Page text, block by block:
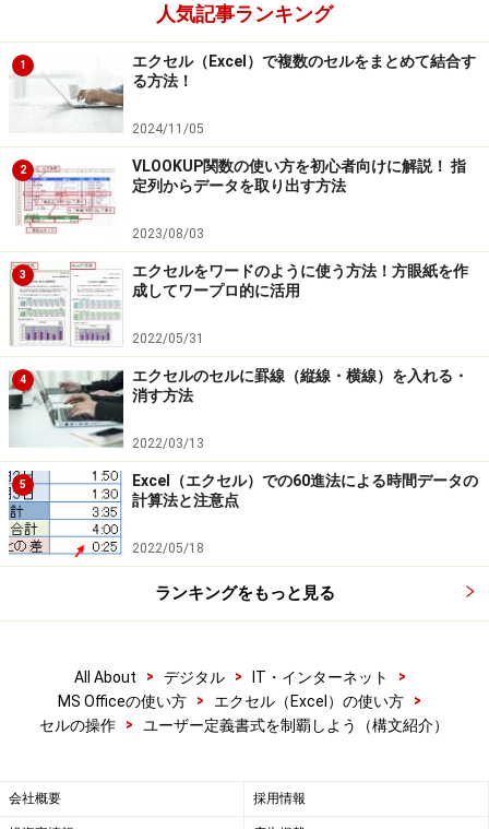
人気記事ランキング
1
エクセル（Excel）で複数のセルをまとめて結合す
る方法！
2024/11/05
2
VLOOKUP関数の使い方を初心者向けに解説！ 指
定列からデータを取り出す方法
2023/08/03
3
エクセルをワードのように使う方法！方眼紙を作
成してワープロ的に活用
2022/05/31
4
エクセルのセルに罫線（縦線・横線）を入れる・
消す方法
2022/03/13
5
Excel（エクセル）での60進法による時間データの
計算法と注意点
2022/05/18
ランキングをもっと見る
All About > デジタル > IT・インターネット
>
MS Officeの使い方
> エクセル（Excel）の使い方
>
セルの操作
> ユーザー定義書式を制覇しよう（構文紹介）
会社概要 採用情報